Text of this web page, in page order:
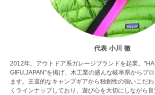
代表 小川 徹
2012年、アウトドア系ガレージブランドを起業。
GIFU,JAPAN"を掲げ、木工業の盛んな岐阜県からプ
ます。王道的なキャンプギアから独創性の強いこだ
くラインナップしており、遊び心を大切にしながら